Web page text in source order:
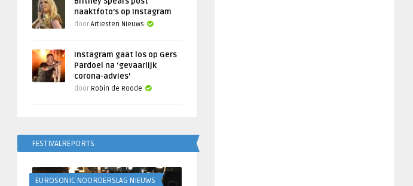
naaktfoto’s op Instagram
door Artiesten Nieuws
Instagram gaat los op Gers
Pardoel na ‘gevaarlijk
corona-advies’
door Robin de Roode
FESTIVALREPORTS
EUROSONIC NOORDERSLAG NIEUWS